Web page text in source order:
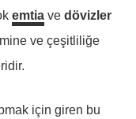
emtia ve dövizler
ve çeşitliliğe
için giren bu